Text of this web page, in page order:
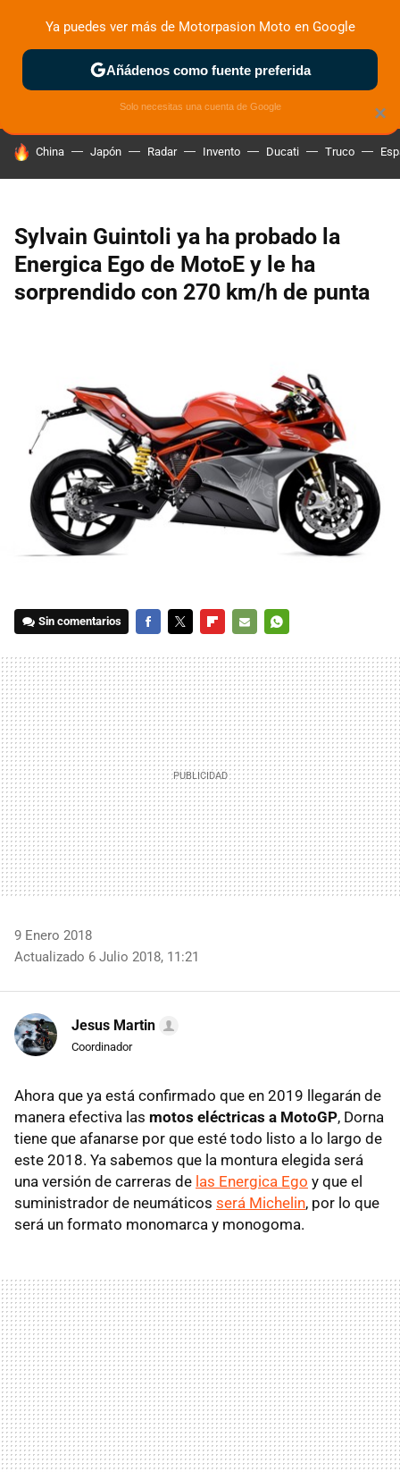
ZONA DE PRUEBAS DEPORTIVAS MOTOS ELÉCTRICAS
HOY SE HABLA DE
China Japón Radar Invento Ducati Truco
Sylvain Guintoli ya ha probado la
Energica Ego de MotoE y le ha
sorprendido con 270 km/h de punta
Sin comentarios
MAIL
9 Enero 2018
Actualizado 6 Julio 2018, 11:21
Jesus Martin
Coordinador
Ahora que ya está confirmado que en 2019 llegarán de
manera efectiva las motos eléctricas a MotoGP, Dorna
tiene que afanarse por que esté todo listo a lo largo de
este 2018. Ya sabemos que la montura elegida será
una versión de carreras de las Energica Ego y que el
suministrador de neumáticos será Michelin, por lo que
será un formato monomarca y monogoma.
×
Ya puedes ver más de Motorpasion Moto en Google
Añádenos como fuente preferida
Solo necesitas una cuenta de Google